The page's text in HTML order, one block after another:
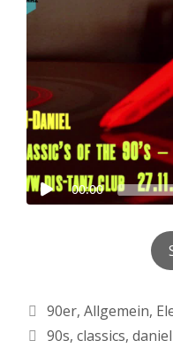
Kategorien
90er, Allgemein,
Schlagwörter
90s, classics, daniel